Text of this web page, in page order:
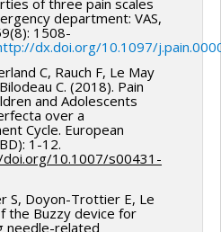
department: VAS,
1508-
dx.doi.org/10.1097/
C, Rauch F, Le May
C. (2018). Pain
and Adolescents
over a
Cycle. European
1-12.
10.1007/s00431-
S, Doyon-Trottier E, Le
the Buzzy device for
needle-related